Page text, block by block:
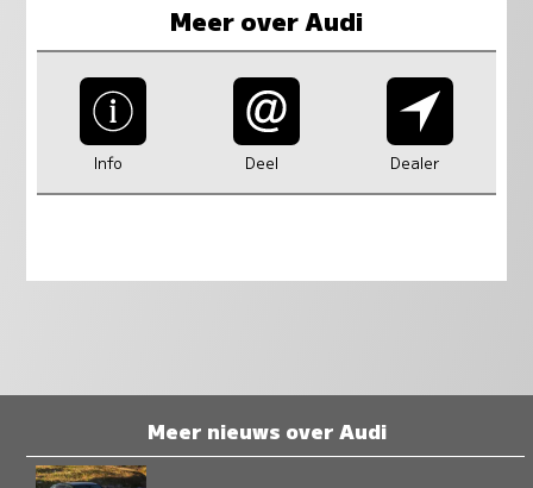
Meer over Audi
Info Deel Dealer
Meer nieuws over Audi